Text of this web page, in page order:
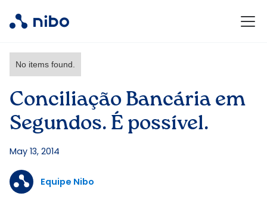
No items found.
Conciliação Bancária em
Segundos. É possível.
May 13, 2014
Equipe Nibo